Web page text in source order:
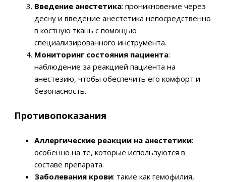
Введение анестетика: проникновение через
десну и введение анестетика непосредственно
в костную ткань с помощью
специализированного инструмента.
Мониторинг состояния пациента:
наблюдение за реакцией пациента на
анестезию, чтобы обеспечить его комфорт и
безопасность.
Противопоказания
Аллергические реакции на анестетики:
особенно на те, которые используются в
составе препарата.
Заболевания крови: такие как гемофилия,